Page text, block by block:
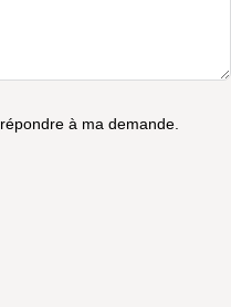
à ma demande.